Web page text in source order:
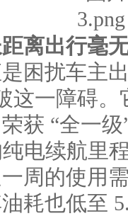
离出行毫
扰车主出
这一障碍
获 “全一
电续航里
周的使用
耗也低至